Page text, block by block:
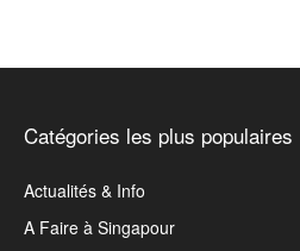
Catégories les plus populaires
Actualités & Info
A Faire à Singapour